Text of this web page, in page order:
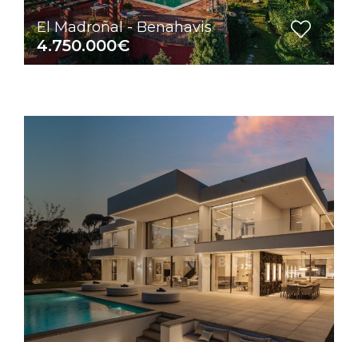
El Madroñal - Benahavis
4.750.000€